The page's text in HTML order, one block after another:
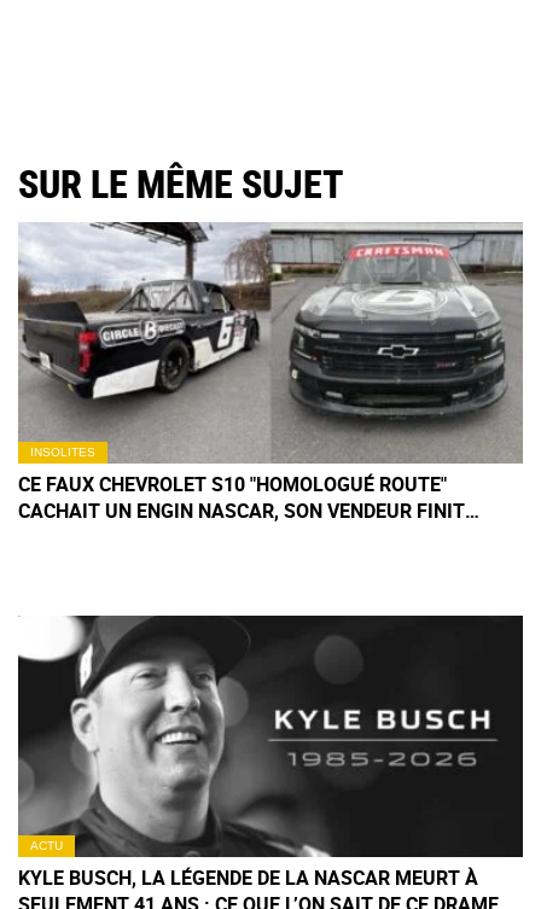
SUR LE MÊME SUJET
INSOLITES
CE FAUX CHEVROLET S10 "HOMOLOGUÉ ROUTE"
CACHAIT UN ENGIN NASCAR, SON VENDEUR FINIT
ACTU
KYLE BUSCH, LA LÉGENDE DE LA NASCAR MEURT À